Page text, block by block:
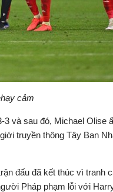
cảm
và sau đó, Michael Olise
truyền thông Tây Ban
đấu đã kết thúc vì tranh
Pháp phạm lỗi với